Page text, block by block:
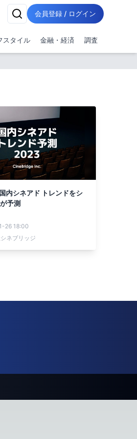
会員登録 / ログイン
スタイル 金融・経済 調査
内シネアド トレンドをシ
予測
26 18:00
ネブリッジ